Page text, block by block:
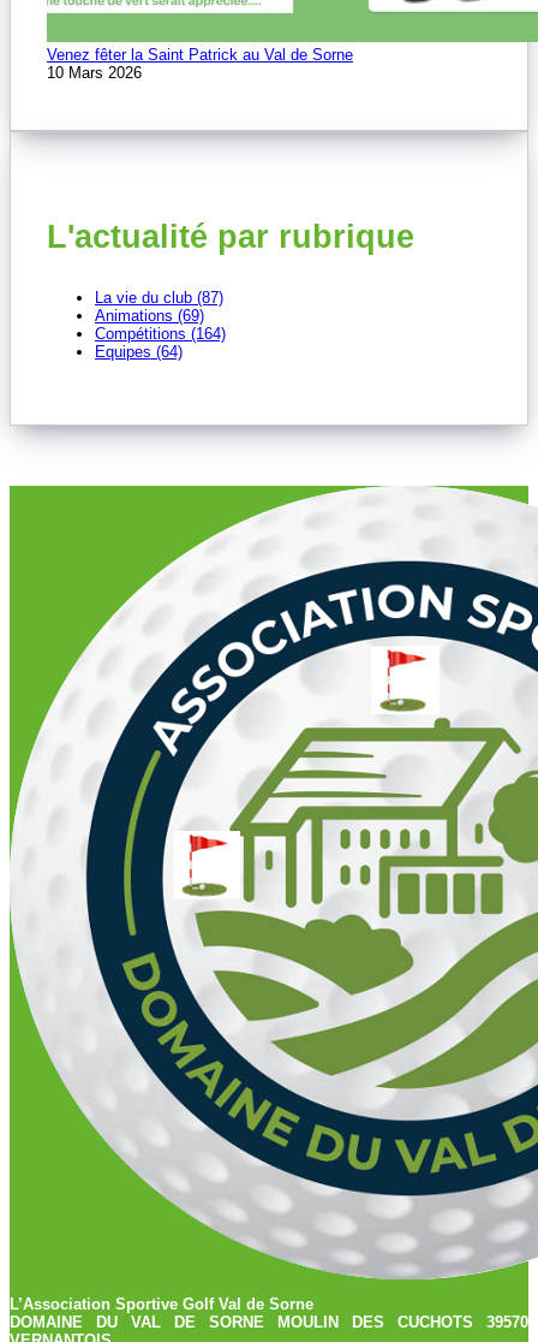
Venez fêter la Saint Patrick au Val de Sorne
10 Mars 2026
L'actualité par rubrique
La vie du club (87)
Animations (69)
Compétitions (164)
Equipes (64)
L’Association Sportive Golf Val de Sorne
DOMAINE DU VAL DE SORNE MOULIN DES CUCHOTS 39570